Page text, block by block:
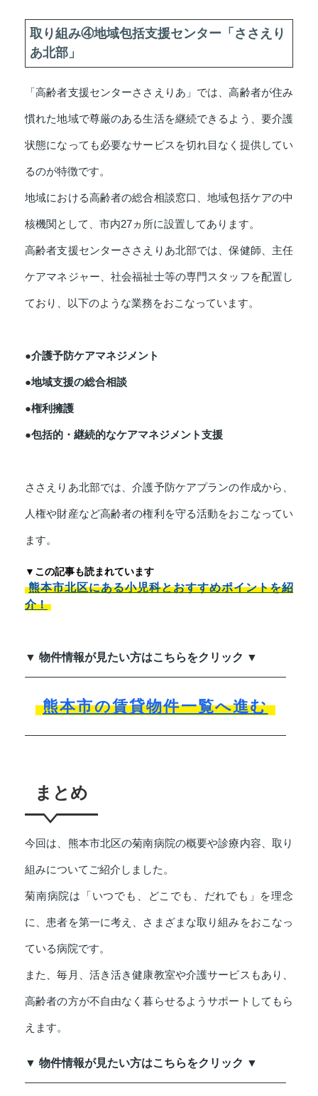
取り組み④地域包括支援センター「ささえり
あ北部」
「高齢者支援センターささえりあ」では、高齢者が住み
慣れた地域で尊厳のある生活を継続できるよう、要介護
状態になっても必要なサービスを切れ目なく提供してい
るのが特徴です。
地域における高齢者の総合相談窓口、地域包括ケアの中
核機関として、市内27ヵ所に設置してあります。
高齢者支援センターささえりあ北部では、保健師、主任
ケアマネジャー、社会福祉士等の専門スタッフを配置し
ており、以下のような業務をおこなっています。
●介護予防ケアマネジメント
●地域支援の総合相談
●権利擁護
●包括的・継続的なケアマネジメント支援
ささえりあ北部では、介護予防ケアプランの作成から、
人権や財産など高齢者の権利を守る活動をおこなってい
ます。
▼この記事も読まれています
熊本市北区にある小児科とおすすめポイントを紹
介！
▼ 物件情報が見たい方はこちらをクリック ▼
熊本市の賃貸物件一覧へ進む
まとめ
今回は、熊本市北区の菊南病院の概要や診療内容、取り
組みについてご紹介しました。
菊南病院は「いつでも、どこでも、だれでも」を理念
に、患者を第一に考え、さまざまな取り組みをおこなっ
ている病院です。
また、毎月、活き活き健康教室や介護サービスもあり、
高齢者の方が不自由なく暮らせるようサポートしてもら
えます。
▼ 物件情報が見たい方はこちらをクリック ▼